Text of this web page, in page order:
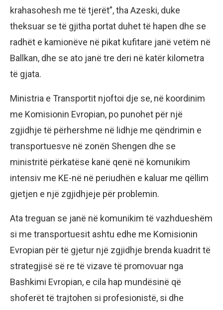
krahasohesh me të tjerët”, tha Azeski, duke
theksuar se të gjitha portat duhet të hapen dhe se
radhët e kamionëve në pikat kufitare janë vetëm në
Ballkan, dhe se ato janë tre deri në katër kilometra
të gjata.
Ministria e Transportit njoftoi dje se, në koordinim
me Komisionin Evropian, po punohet për një
zgjidhje të përhershme në lidhje me qëndrimin e
transportuesve në zonën Shengen dhe se
ministritë përkatëse kanë qenë në komunikim
intensiv me KE-në në periudhën e kaluar me qëllim
gjetjen e një zgjidhjeje për problemin.
Ata treguan se janë në komunikim të vazhdueshëm
si me transportuesit ashtu edhe me Komisionin
Evropian për të gjetur një zgjidhje brenda kuadrit të
strategjisë së re të vizave të promovuar nga
Bashkimi Evropian, e cila hap mundësinë që
shoferët të trajtohen si profesionistë, si dhe